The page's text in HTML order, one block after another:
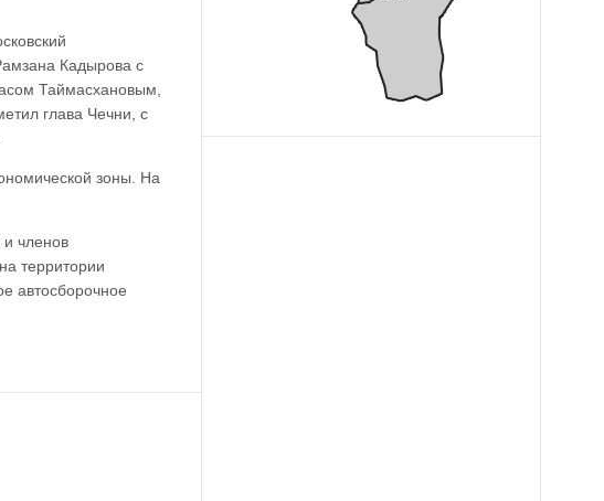
Кадырова с
Таймасхановым,
глава Чечни, с
зоны. На
членов
территории
автосборочное